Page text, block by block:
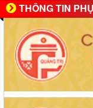
THÔNG TIN